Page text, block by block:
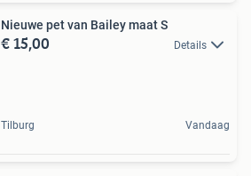
Nieuwe pet van Bailey maat S
€ 15,00 Details
Tilburg Vandaag